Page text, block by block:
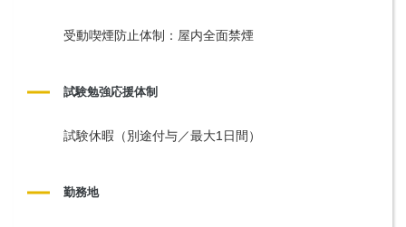
受動喫煙防止体制：屋内全面禁煙
試験勉強応援体制
試験休暇（別途付与／最大1日間）
勤務地